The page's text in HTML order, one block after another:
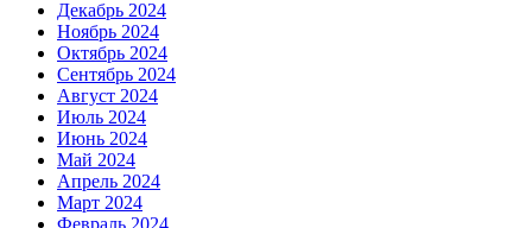
Декабрь 2024
Ноябрь 2024
Октябрь 2024
Сентябрь 2024
Август 2024
Июль 2024
Июнь 2024
Май 2024
Апрель 2024
Март 2024